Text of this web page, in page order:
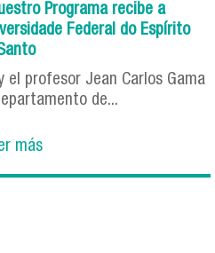
Programa recibe a
Federal do Espírito
el profesor Jean Carlos Gama
de...
más